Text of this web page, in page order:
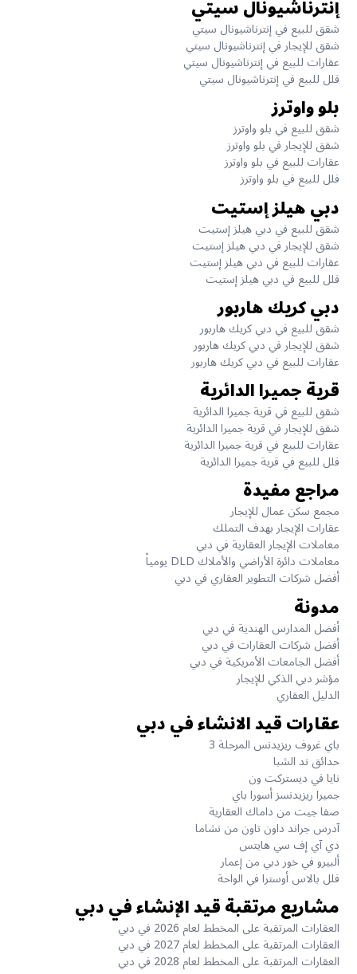
إنترناشيونال سيتي
شقق للبيع في إنترناشيونال سيتي
شقق للإيجار في إنترناشيونال سيتي
عقارات للبيع في إنترناشيونال سيتي
فلل للبيع في إنترناشيونال سيتي
بلو واوترز
شقق للبيع في بلو واوترز
شقق للإيجار في بلو واوترز
عقارات للبيع في بلو واوترز
فلل للبيع في بلو واوترز
دبي هيلز إستيت
شقق للبيع في دبي هيلز إستيت
شقق للإيجار في دبي هيلز إستيت
عقارات للبيع في دبي هيلز إستيت
فلل للبيع في دبي هيلز إستيت
دبي كريك هاربور
شقق للبيع في دبي كريك هاربور
شقق للإيجار في دبي كريك هاربور
عقارات للبيع في دبي كريك هاربور
قرية جميرا الدائرية
شقق للبيع في قرية جميرا الدائرية
شقق للإيجار في قرية جميرا الدائرية
عقارات للبيع في قرية جميرا الدائرية
فلل للبيع في قرية جميرا الدائرية
مراجع مفيدة
مجمع سكن عمال للإيجار
عقارات الإيجار بهدف التملك
معاملات الإيجار العقارية في دبي
معاملات دائرة الأراضي والأملاك DLD يومياً
أفضل شركات التطوير العقاري في دبي
مدونة
أفضل المدارس الهندية في دبي
أفضل شركات العقارات في دبي
أفضل الجامعات الأمريكية في دبي
مؤشر دبي الذكي للإيجار
الدليل العقاري
عقارات قيد الانشاء في دبي
باي غروف ريزيدنس المرحلة 3
حدائق ند الشبا
نايا في ديستركت ون
جميرا ريزيدنسز أسورا باي
صفا جيت من داماك العقارية
آدرس جراند داون تاون من نشاما
دي آي إف سي هايتس
ألبيرو في خور دبي من إعمار
فلل بالاس أوسترا في الواحة
مشاريع مرتقبة قيد الإنشاء في دبي
العقارات المرتقبة على المخطط لعام 2026 في دبي
العقارات المرتقبة على المخطط لعام 2027 في دبي
العقارات المرتقبة على المخطط لعام 2028 في دبي